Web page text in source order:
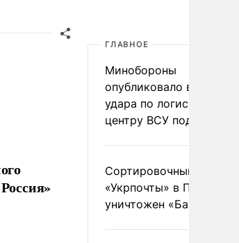
ГЛАВНОЕ
Минобороны
опубликовало видео
удара по
центру ВСУ под Киевом
Сортировочный пункт
«Укрпочты» в
уничтожен